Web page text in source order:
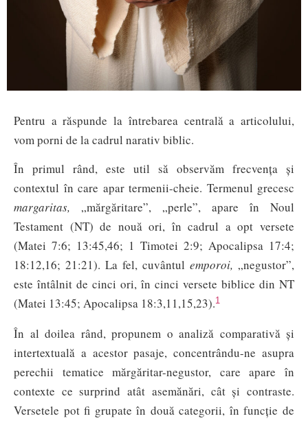
Pentru a răspunde la întrebarea centrală a articolului,
vom porni de la cadrul narativ biblic.
În primul rând, este util să observăm frecvența și
contextul în care apar termenii-cheie. Termenul grecesc
margaritas, „mărgăritare”, „perle”, apare în Noul
Testament (NT) de nouă ori, în cadrul a opt versete
(Matei 7:6; 13:45,46; 1 Timotei 2:9; Apocalipsa 17:4;
18:12,16; 21:21). La fel, cuvântul emporoi, „negustor”,
este întâlnit de cinci ori, în cinci versete biblice din NT
(Matei 13:45; Apocalipsa 18:3,11,15,23).1
În al doilea rând, propunem o analiză comparativă și
intertextuală a acestor pasaje, concentrându-ne asupra
perechii tematice mărgăritar-negustor, care apare în
contexte ce surprind atât asemănări, cât și contraste.
Versetele pot fi grupate în două categorii, în funcție de